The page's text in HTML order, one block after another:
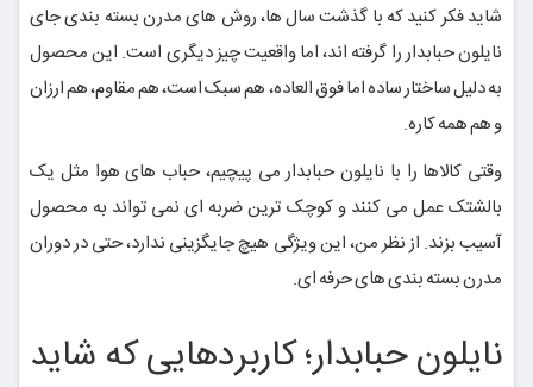
شاید فکر کنید که با گذشت سال ها، روش های مدرن بسته بندی جای
نایلون حبابدار را گرفته اند، اما واقعیت چیز دیگری است. این محصول
به دلیل ساختار ساده اما فوق العاده، هم سبک است، هم مقاوم، هم ارزان
و هم همه کاره.
وقتی کالاها را با نایلون حبابدار می پیچیم، حباب های هوا مثل یک
بالشتک عمل می کنند و کوچک ترین ضربه ای نمی تواند به محصول
آسیب بزند. از نظر من، این ویژگی هیچ جایگزینی ندارد، حتی در دوران
مدرن بسته بندی های حرفه ای.
نایلون حبابدار؛ کاربردهایی که شاید